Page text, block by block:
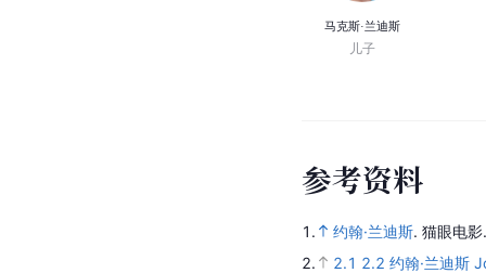
马克斯·兰迪斯
儿子
参考资料
1. 约翰·兰迪斯. 猫眼电
2.
2.1 2.2 约翰·兰迪斯